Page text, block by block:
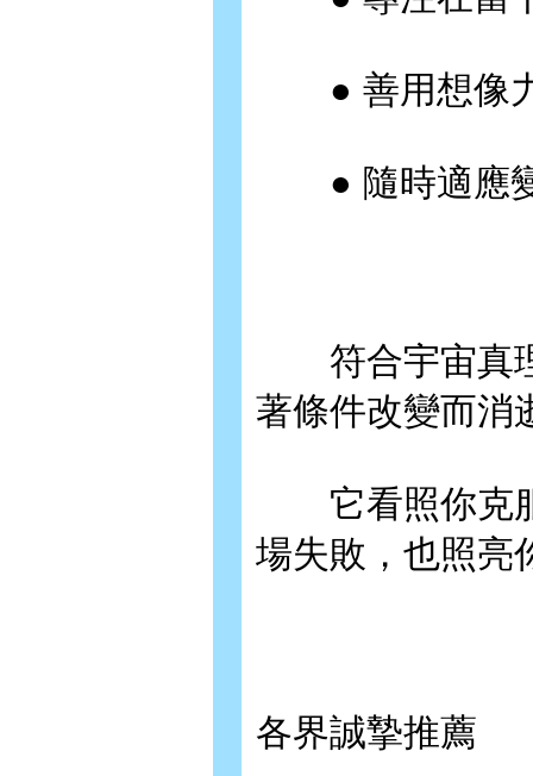
● 善用想像力
● 隨時適應變
符合宇宙真理
著條件改變而消
它看照你克服
場失敗，也照亮
各界誠摯推薦